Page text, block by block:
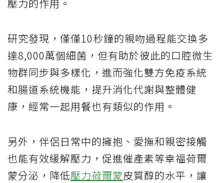
壓力的作用。
研究發現，僅僅10秒鐘的親吻過程能交換多
達8,000萬個細菌，但有助於彼此的口腔微生
物群同步與多樣化，進而強化雙方免疫系統
和腸道系統機能，提升消化代謝與整體健
康，經常一起用餐也有類似的作用。
另外，伴侶日常中的擁抱、愛撫和親密接觸
也能有效緩解壓力，促進催產素等幸福荷爾
蒙分泌，降低壓力荷爾蒙皮質醇的水平，讓